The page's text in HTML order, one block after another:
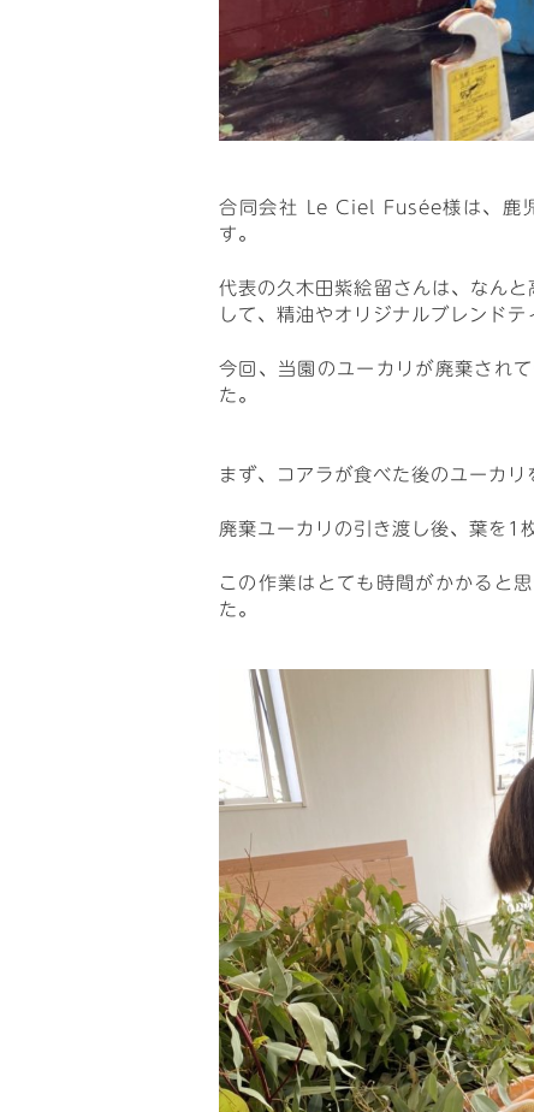
合同会社 Le Ciel Fusée様は、鹿
す。
代表の久木田紫絵留さんは、なん
して、精油やオリジナルブレンド
今回、当園のユーカリが廃棄され
た。
まず、コアラが食べた後のユーカ
廃棄ユーカリの引き渡し後、葉を1
この作業はとても時間がかかると
た。